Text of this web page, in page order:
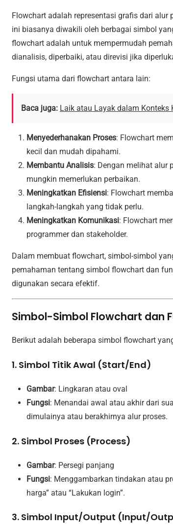
Flowchart adalah representasi grafis dari
ini biasanya diwakili oleh berbagai simbol
flowchart adalah untuk mempermudah
dianalisis, diperbaiki, atau direvisi jika
Fungsi utama dari flowchart antara lain:
Baca juga: Laik atau Layak dalam Konteks
Menyederhanakan Proses: Flowchart
kecil dan mudah dipahami.
Membantu Analisis: Dengan melihat alur
mungkin memerlukan perbaikan.
Meningkatkan Efisiensi: Flowchart
langkah-langkah yang tidak perlu.
Meningkatkan Komunikasi: Flowchart
programmer dan stakeholder.
Dalam membuat flowchart, simbol-simbol
pemahaman tentang simbol flowchart dan
digunakan secara efektif.
Simbol-Simbol Flowchart dan
Berikut adalah beberapa simbol flowchart
1. Simbol Titik Awal (Start/End)
Gambar: Lingkaran atau oval
Fungsi: Menandai awal atau akhir dari
dimulainya atau berakhirnya alur proses.
2. Simbol Proses (Process)
Gambar: Persegi panjang
Fungsi: Menggambarkan tindakan atau
harga” atau “Lakukan login”.
3. Simbol Input/Output (Input/